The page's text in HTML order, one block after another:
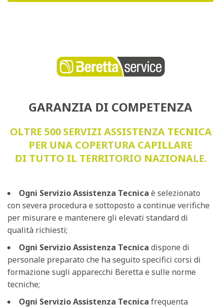
GARANZIA DI COMPETENZA
OLTRE 500 SERVIZI ASSISTENZA TECNICA
PER UNA COPERTURA CAPILLARE
DI TUTTO IL TERRITORIO NAZIONALE.
Ogni Servizio Assistenza Tecnica è selezionato
con severa procedura e sottoposto a continue verifiche
per misurare e mantenere gli elevati standard di
qualità richiesti;
Ogni Servizio Assistenza Tecnica dispone di
personale preparato che ha seguito specifici corsi di
formazione sugli apparecchi Beretta e sulle norme
tecniche;
Ogni Servizio Assistenza Tecnica frequenta